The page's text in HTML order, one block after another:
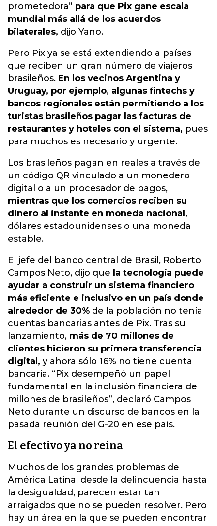
prometedora” para que Pix gane escala
mundial más allá de los acuerdos
bilaterales, dijo Yano.
Pero Pix ya se está extendiendo a países
que reciben un gran número de viajeros
brasileños. En los vecinos Argentina y
Uruguay, por ejemplo, algunas fintechs y
bancos regionales están permitiendo a los
turistas brasileños pagar las facturas de
restaurantes y hoteles con el sistema, pues
para muchos es necesario y urgente.
Los brasileños pagan en reales a través de
un código QR vinculado a un monedero
digital o a un procesador de pagos,
mientras que los comercios reciben su
dinero al instante en moneda nacional,
dólares estadounidenses o una moneda
estable.
El jefe del banco central de Brasil, Roberto
Campos Neto, dijo que la tecnología puede
ayudar a construir un sistema financiero
más eficiente e inclusivo en un país donde
alrededor de 30% de la población no tenía
cuentas bancarias antes de Pix. Tras su
lanzamiento, más de 70 millones de
clientes hicieron su primera transferencia
digital, y ahora sólo 16% no tiene cuenta
bancaria. “Pix desempeñó un papel
fundamental en la inclusión financiera de
millones de brasileños”, declaró Campos
Neto durante un discurso de bancos en la
pasada reunión del G-20 en ese país.
El efectivo ya no reina
Muchos de los grandes problemas de
América Latina, desde la delincuencia hasta
la desigualdad, parecen estar tan
arraigados que no se pueden resolver. Pero
hay un área en la que se pueden encontrar